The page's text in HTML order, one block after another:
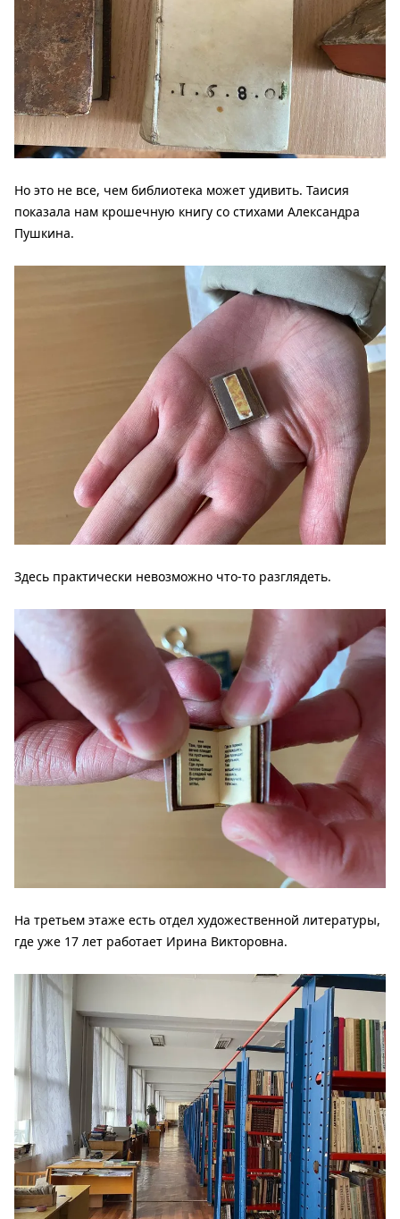
Но это не все, чем библиотека может удивить. Таисия
показала нам крошечную книгу со стихами Александра
Пушкина.
Здесь практически невозможно что-то разглядеть.
На третьем этаже есть отдел художественной литературы,
где уже 17 лет работает Ирина Викторовна.